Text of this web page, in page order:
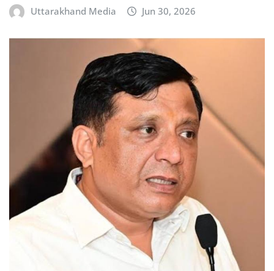
Uttarakhand Media Jun 30, 2026